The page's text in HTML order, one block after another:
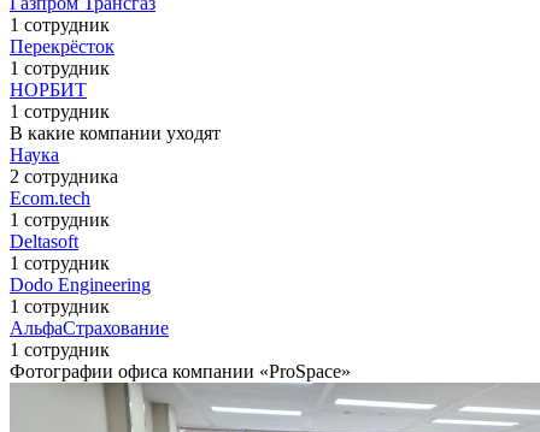
1 сотрудник
Перекрёсток
1 сотрудник
НОРБИТ
1 сотрудник
В какие компании уходят
Наука
2 сотрудника
Ecom.tech
1 сотрудник
Deltasoft
1 сотрудник
Dodo Engineering
1 сотрудник
АльфаСтрахование
1 сотрудник
Фотографии офиса компании «ProSpace»